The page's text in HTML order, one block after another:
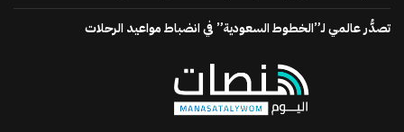
تصدُّر عالمي لـ”الخطوط السعودية” في انضباط مواعيد الرحلات